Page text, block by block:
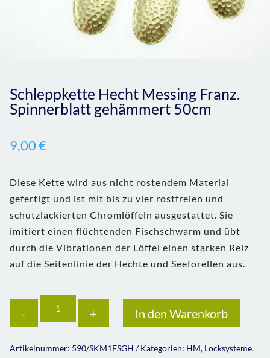
Schleppkette Hecht Messing Franz.
Spinnerblatt gehämmert 50cm
9,00€
Diese Kette wird aus nicht rostendem Material
gefertigt und ist mit bis zu vier rostfreien und
schutzlackierten Chromlöffeln ausgestattet. Sie
imitiert einen flüchtenden Fischschwarm und übt
durch die Vibrationen der Löffel einen starken Reiz
auf die Seitenlinie der Hechte und Seeforellen aus.
Anzahl
In den Warenkorb
Artikelnummer: 590/SKM1FSGH Kategorien: HM, Locksysteme,